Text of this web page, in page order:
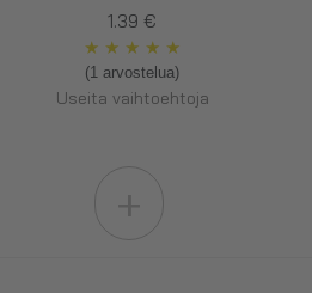
1.39 €
★ ★ ★ ★ ★
(1 arvostelua)
Useita vaihtoehtoja